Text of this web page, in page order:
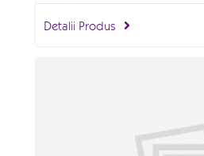
Detalii Produs